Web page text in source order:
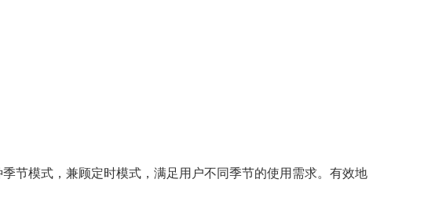
节模式，兼顾定时模式，满足用户不同季节的使用需求。有效地